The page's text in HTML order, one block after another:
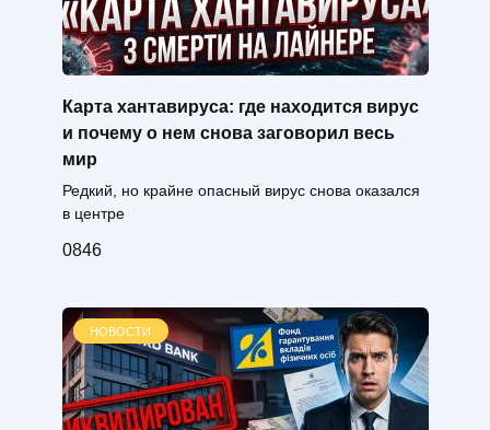
Карта хантавируса: где находится вирус
и почему о нем снова заговорил весь
мир
Редкий, но крайне опасный вирус снова оказался
в центре
0846
НОВОСТИ